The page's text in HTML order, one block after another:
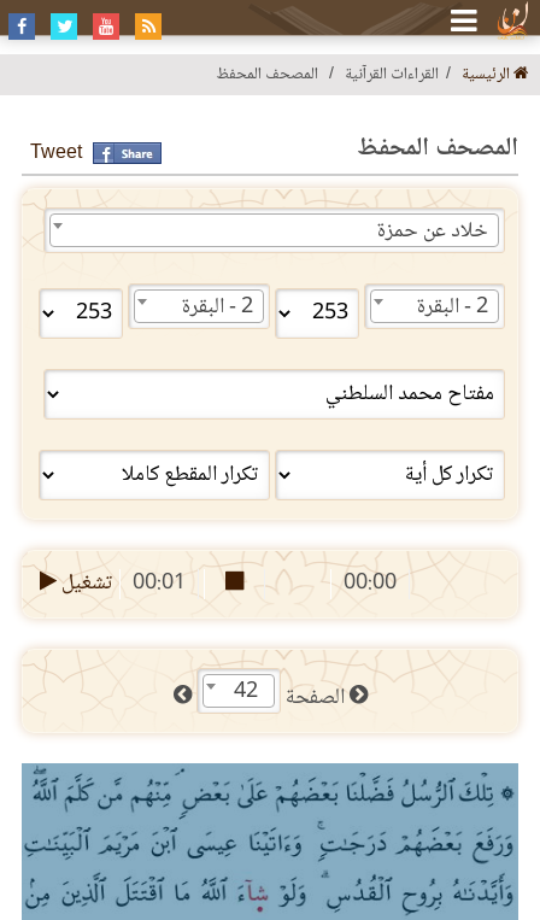
الرئيسية القراءات القرآنية المصحف المحفظ
المصحف المحفظ Tweet
خلاد عن حمزة
2 - البقرة 2 - البقرة
00:00
00:01 تشغيل
الصفحة 42